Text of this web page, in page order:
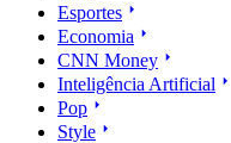
Esportes
Economia
CNN Money
Inteligência Artificial
Pop
Style